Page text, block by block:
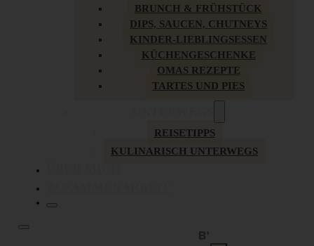
BRUNCH & FRÜHSTÜCK
DIPS, SAUCEN, CHUTNEYS
KINDER-LIEBLINGSESSEN
KÜCHENGESCHENKE
OMAS REZEPTE
TARTES UND PIES
REISETIPPS
KULINARISCH UNTERWEGS